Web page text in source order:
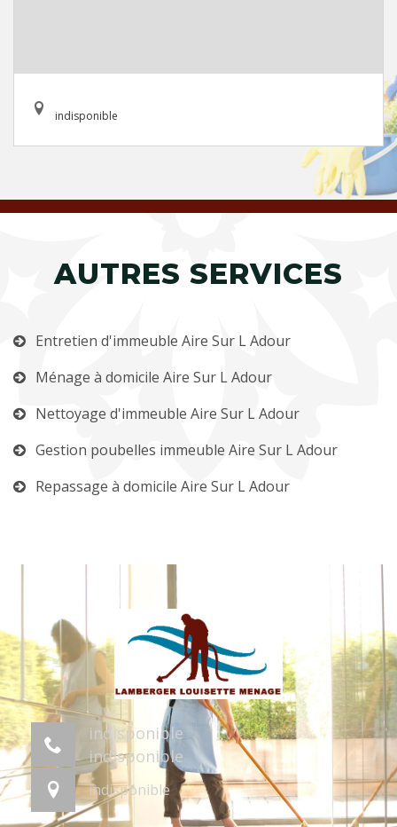
indisponible
AUTRES SERVICES
Entretien d'immeuble Aire Sur L Adour
Ménage à domicile Aire Sur L Adour
Nettoyage d'immeuble Aire Sur L Adour
Gestion poubelles immeuble Aire Sur L Adour
Repassage à domicile Aire Sur L Adour
indisponible
indisponible
indisponible